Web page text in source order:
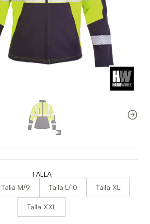
TALLA
Talla M/9 Talla L/10 Talla XL
Talla XXL